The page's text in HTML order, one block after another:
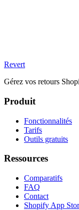
Revert
Gérez vos retours
Produit
Fonctionnalités
Tarifs
Outils gratuits
Ressources
Comparatifs
FAQ
Contact
Shopify App